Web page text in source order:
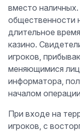
вместо
общественности
длительное
казино.
игроков,
меняющимися
информатора,
началом
При входе на
игроков, с